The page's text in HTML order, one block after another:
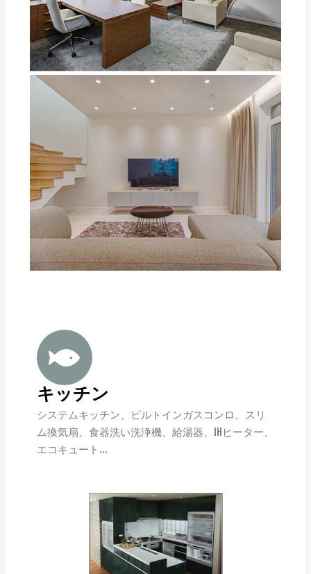
キッチン
システムキッチン、ビルトインガスコンロ、スリ
ム換気扇、食器洗い洗浄機、給湯器、IHヒーター、
エコキュート…